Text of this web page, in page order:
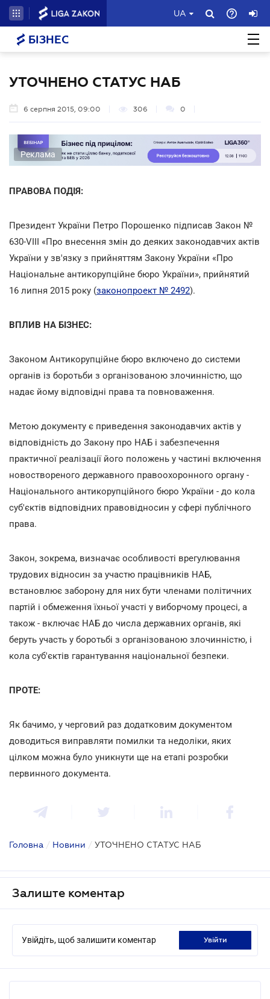
UA
БІЗНЕС
УТОЧНЕНО СТАТУС НАБ
6 серпня 2015, 09:00 306 0
Реклама
ПРАВОВА ПОДІЯ:
Президент України Петро Порошенко підписав Закон №
630-VIII «Про внесення змін до деяких законодавчих актів
України у зв'язку з прийняттям Закону України «Про
Національне антикорупційне бюро України», прийнятий
16 липня 2015 року (законопроект № 2492).
ВПЛИВ НА БІЗНЕС:
Законом Антикорупційне бюро включено до системи
органів із боротьби з організованою злочинністю, що
надає йому відповідні права та повноваження.
Метою документу є приведення законодавчих актів у
відповідність до Закону про НАБ і забезпечення
практичної реалізації його положень у частині включення
новоствореного державного правоохоронного органу -
Національного антикорупційного бюро України - до кола
суб'єктів відповідних правовідносин у сфері публічного
права.
Закон, зокрема, визначає особливості врегулювання
трудових відносин за участю працівників НАБ,
встановлює заборону для них бути членами політичних
партій і обмеження їхньої участі у виборчому процесі, а
також - включає НАБ до числа державних органів, які
беруть участь у боротьбі з організованою злочинністю, і
кола суб'єктів гарантування національної безпеки.
ПРОТЕ:
Як бачимо, у черговий раз додатковим документом
доводиться виправляти помилки та недоліки, яких
цілком можна було уникнути ще на етапі розробки
первинного документа.
Головна / Новини / УТОЧНЕНО СТАТУС НАБ
Залиште коментар
Увійдіть, щоб залишити коментар увійти